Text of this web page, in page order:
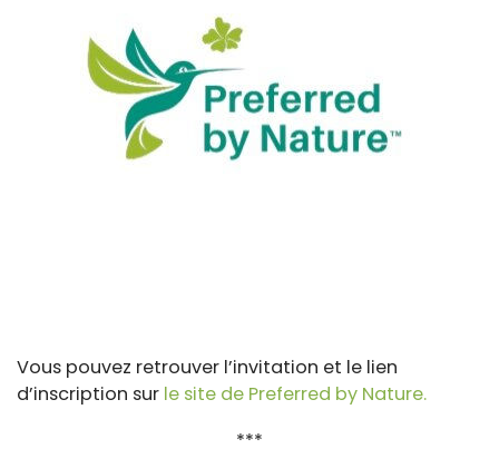
Vous pouvez retrouver l’invitation et le lien
d’inscription sur le site de Preferred by Nature.
***